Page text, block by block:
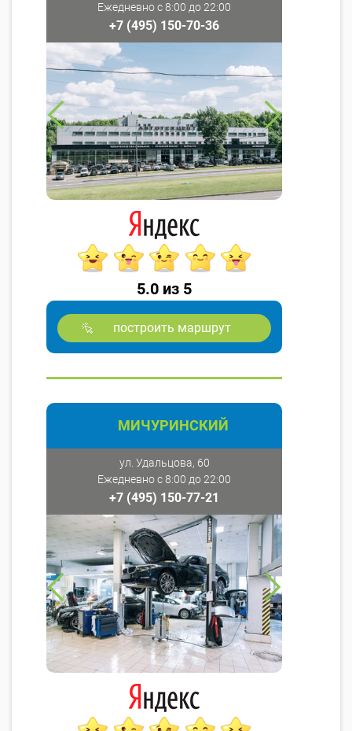
Ежедневно с 8:00 до 22:00
+7 (495) 150-70-36
5.0 из 5
построить маршрут
МИЧУРИНСКИЙ
ул. Удальцова, 60
Ежедневно с 8:00 до 22:00
+7 (495) 150-77-21